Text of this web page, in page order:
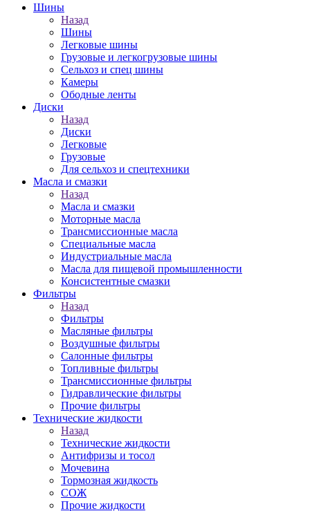
Шины
Назад
Шины
Легковые шины
Грузовые и легкогрузовые шины
Сельхоз и спец шины
Камеры
Ободные ленты
Диски
Назад
Диски
Легковые
Грузовые
Для сельхоз и спецтехники
Масла и смазки
Назад
Масла и смазки
Моторные масла
Трансмиссионные масла
Специальные масла
Индустриальные масла
Масла для пищевой промышленности
Консистентные смазки
Фильтры
Назад
Фильтры
Масляные фильтры
Воздушные фильтры
Салонные фильтры
Топливные фильтры
Трансмиссионные фильтры
Гидравлические фильтры
Прочие фильтры
Технические жидкости
Назад
Технические жидкости
Антифризы и тосол
Мочевина
Тормозная жидкость
СОЖ
Прочие жидкости